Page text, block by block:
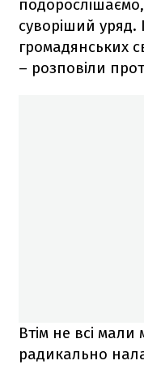
суворіший уряд.
громадянських
– розповіли
Втім не всі
радикально